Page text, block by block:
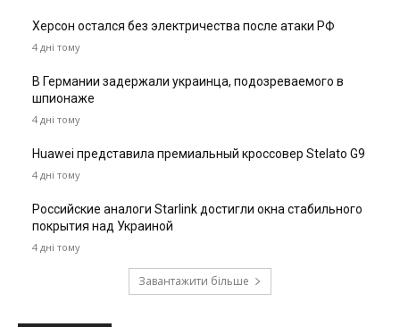
Херсон остался без электричества после атаки РФ
4 дні тому
В Германии задержали украинца, подозреваемого в
шпионаже
4 дні тому
Huawei представила премиальный кроссовер Stelato G9
4 дні тому
Российские аналоги Starlink достигли окна стабильного
покрытия над Украиной
4 дні тому
Завантажити більше